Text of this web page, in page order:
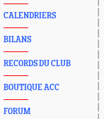
CALENDRIERS
BILANS
RECORDS DU CLUB
BOUTIQUE ACC
FORUM